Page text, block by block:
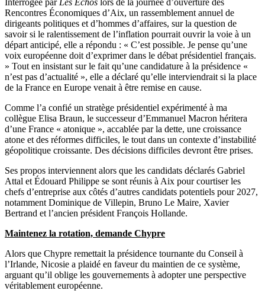
Interrogée par Les Echos lors de la journée d’ouverture des
Rencontres Économiques d’Aix, un rassemblement annuel de
dirigeants politiques et d’hommes d’affaires, sur la question de
savoir si le ralentissement de l’inflation pourrait ouvrir la voie à un
départ anticipé, elle a répondu : « C’est possible. Je pense qu’une
voix européenne doit d’exprimer dans le débat présidentiel français.
» Tout en insistant sur le fait qu’une candidature à la présidence «
n’est pas d’actualité », elle a déclaré qu’elle interviendrait si la place
de la France en Europe venait à être remise en cause.
Comme l’a confié un stratège présidentiel expérimenté à ma
collègue Elisa Braun, le successeur d’Emmanuel Macron héritera
d’une France « atonique », accablée par la dette, une croissance
atone et des réformes difficiles, le tout dans un contexte d’instabilité
géopolitique croissante. Des décisions difficiles devront être prises.
Ses propos interviennent alors que les candidats déclarés Gabriel
Attal et Édouard Philippe se sont réunis à Aix pour courtiser les
chefs d’entreprise aux côtés d’autres candidats potentiels pour 2027,
notamment Dominique de Villepin, Bruno Le Maire, Xavier
Bertrand et l’ancien président François Hollande.
Maintenez la rotation, demande Chypre
Alors que Chypre remettait la présidence tournante du Conseil à
l’Irlande, Nicosie a plaidé en faveur du maintien de ce système,
arguant qu’il oblige les gouvernements à adopter une perspective
véritablement européenne.